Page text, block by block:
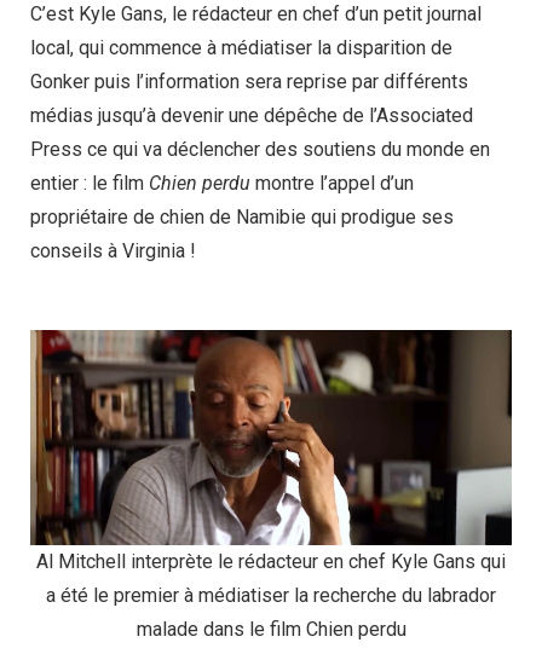
C’est Kyle Gans, le rédacteur en chef d’un petit journal
local, qui commence à médiatiser la disparition de
Gonker puis l’information sera reprise par différents
médias jusqu’à devenir une dépêche de l’Associated
Press ce qui va déclencher des soutiens du monde en
entier : le film Chien perdu montre l’appel d’un
propriétaire de chien de Namibie qui prodigue ses
conseils à Virginia !
Al Mitchell interprète le rédacteur en chef Kyle Gans qui
a été le premier à médiatiser la recherche du labrador
malade dans le film Chien perdu